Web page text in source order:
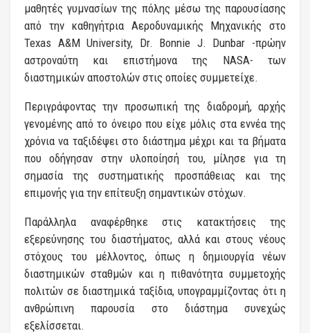
μαθητές γυμνασίων της πόλης μέσω της παρουσίασης
από την καθηγήτρια Αεροδυναμικής Μηχανικής στο
Texas A&M University, Dr. Bonnie J. Dunbar -πρώην
αστροναύτη και επιστήμονα της NASA- των
διαστημικών αποστολών στις οποίες συμμετείχε.
Περιγράφοντας την προσωπική της διαδρομή, αρχής
γενομένης από το όνειρο που είχε μόλις στα εννέα της
χρόνια να ταξιδέψει στο διάστημα μέχρι και τα βήματα
που οδήγησαν στην υλοποίησή του, μίλησε για τη
σημασία της συστηματικής προσπάθειας και της
επιμονής για την επίτευξη σημαντικών στόχων.
Παράλληλα αναφέρθηκε στις κατακτήσεις της
εξερεύνησης του διαστήματος, αλλά και στους νέους
στόχους του μέλλοντος, όπως η δημιουργία νέων
διαστημικών σταθμών και η πιθανότητα συμμετοχής
πολιτών σε διαστημικά ταξίδια, υπογραμμίζοντας ότι η
ανθρώπινη παρουσία στο διάστημα συνεχώς
εξελίσσεται.